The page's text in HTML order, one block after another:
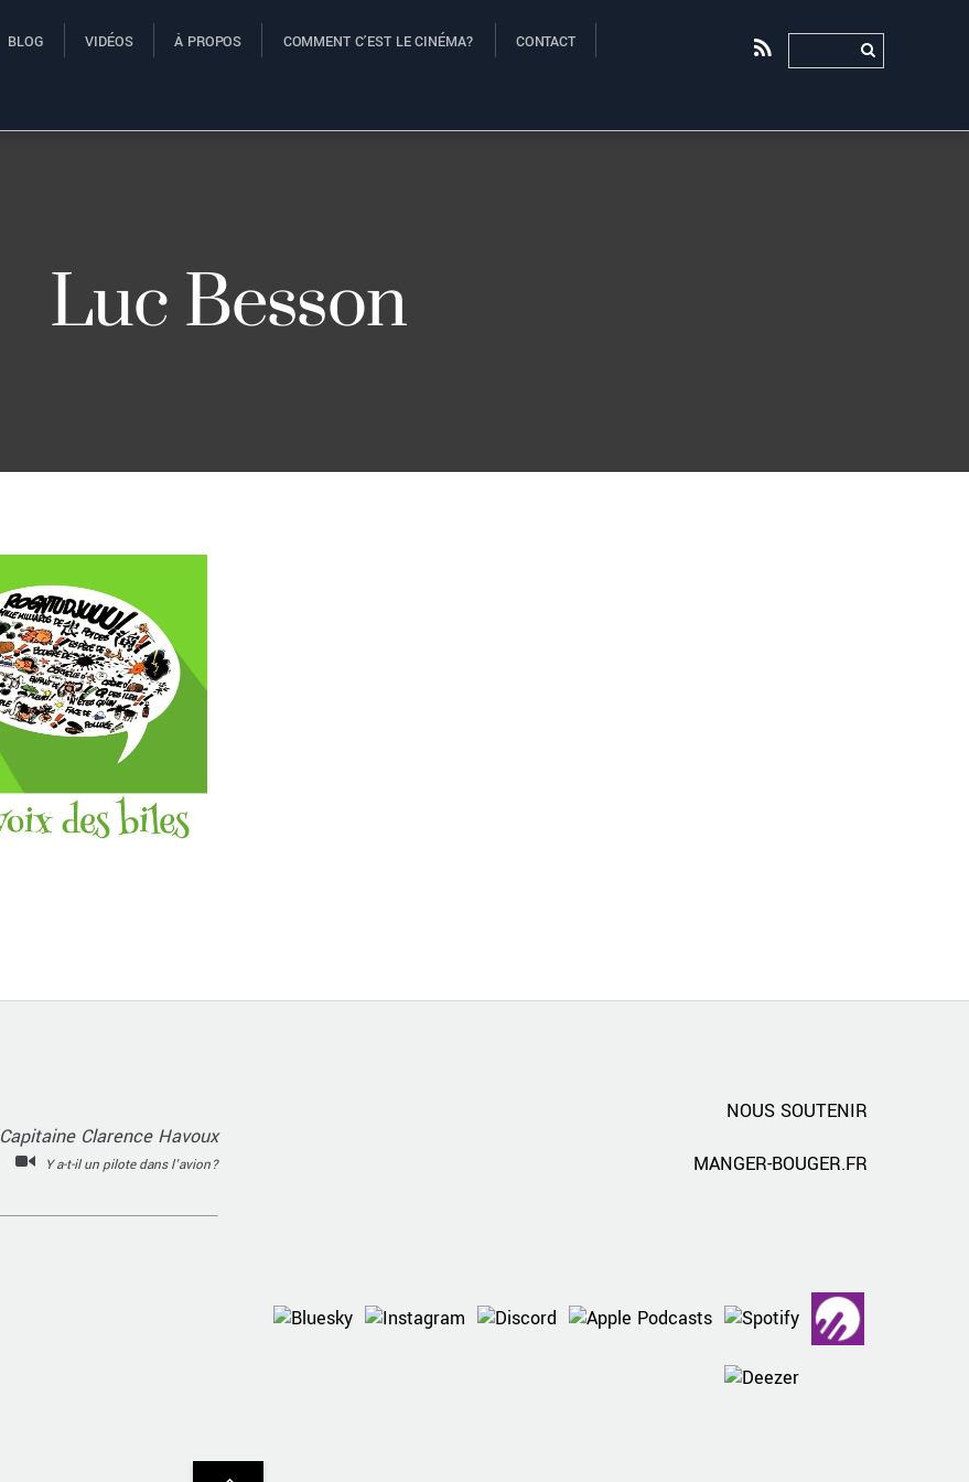
RSS
BLOG VIDÉOS À PROPOS COMMENT C’EST LE CINÉMA? CONTACT
Luc Besson
Capitaine Clarence Havoux
Y a-t-il un pilote dans l'avion?
NOUS SOUTENIR
MANGER-BOUGER.FR